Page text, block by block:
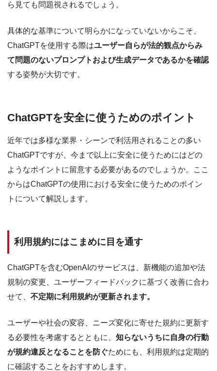
ら見ても問題視されるでしょう。
具体的な基準について明らかになっていないからこそ、
ChatGPTを使用する際はユーザー自らが法的観点からみ
て問題のないプロンプトおよび生成データであるかを確認
する姿勢が大切です。
ChatGPTを安全に使うためのポイント
近年では多様な業界・シーンで利活用されることの多い
ChatGPTですが、今まで以上に安全に使うためにはどの
ようなポイントに留意する必要があるのでしょうか。ここ
からはChatGPTの使用における安全に使うためのポイン
トについて解説します。
利用規約にはこまめに目を通す
ChatGPTを含むOpenAIのサービスは、新機能の追加や法
規制の変更、ユーザーフィードバックに基づく改善に合わ
せて、 不定期に利用規約が更新されます。
ユーザーや社会の変容、ニーズ変化に寄せた規約に更新す
る必要性を考慮するとともに、 知らないうちに自身の行動
が規約違反となることを防ぐためにも、利用規約は定期的
に確認することをおすすめします。